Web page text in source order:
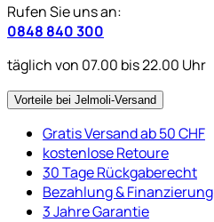
Rufen Sie uns an:
0848 840 300
täglich von 07.00 bis 22.00 Uhr
Vorteile bei Jelmoli-Versand
Gratis Versand ab 50 CHF
kostenlose Retoure
30 Tage Rückgaberecht
Bezahlung & Finanzierung
3 Jahre Garantie